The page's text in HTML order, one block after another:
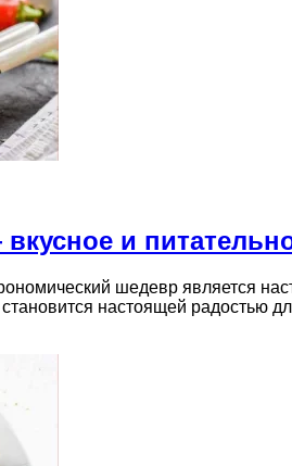
и
шедевр является
настоящей радостью